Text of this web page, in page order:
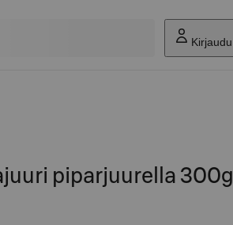
Kirjaudu
piparjuurella 300g